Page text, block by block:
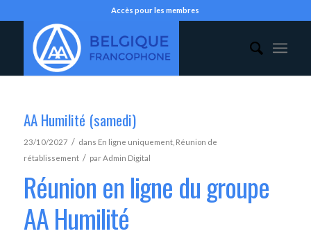
Accès pour les membres
AA Humilité (samedi)
23/10/2027 / dans En ligne uniquement, Réunion de
rétablissement / parAdmin Digital
Réunion en ligne du groupe
AA Humilité